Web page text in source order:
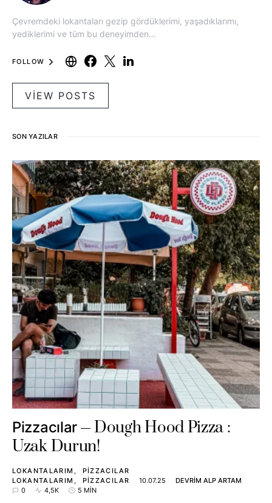
Çevremdeki lokantaları gezip gördüklerimi, yaşadıklarımı,
yediklerimi ve tüm bu deneyimden…
FOLLOW
VIEW POSTS
SON YAZILAR
Pizzacılar
Dough Hood Pizza :
Uzak Durun!
LOKANTALARIM
PIZZACILAR
LOKANTALARIM
PIZZACILAR 10.07.25
DEVRIM ALP ARTAM
0
4,5K 5 MIN